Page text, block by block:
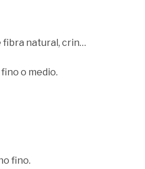
fibra natural, crin…
o medio.
fino.